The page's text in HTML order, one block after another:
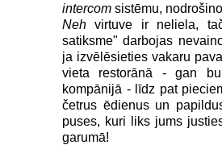
intercom sistēmu,
Neh virtuve ir neliela,
satiksme" darbojas
ja izvēlēsieties vakaru
vieta restorānā - gan
kompānijā - līdz pat
četrus ēdienus un
puses, kuri liks jums
garumā!